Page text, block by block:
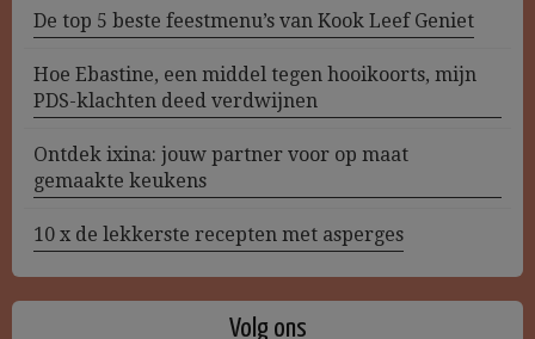
De top 5 beste feestmenu’s van Kook Leef Geniet
Hoe Ebastine, een middel tegen hooikoorts, mijn
PDS-klachten deed verdwijnen
Ontdek ixina: jouw partner voor op maat
gemaakte keukens
10 x de lekkerste recepten met asperges
Volg ons